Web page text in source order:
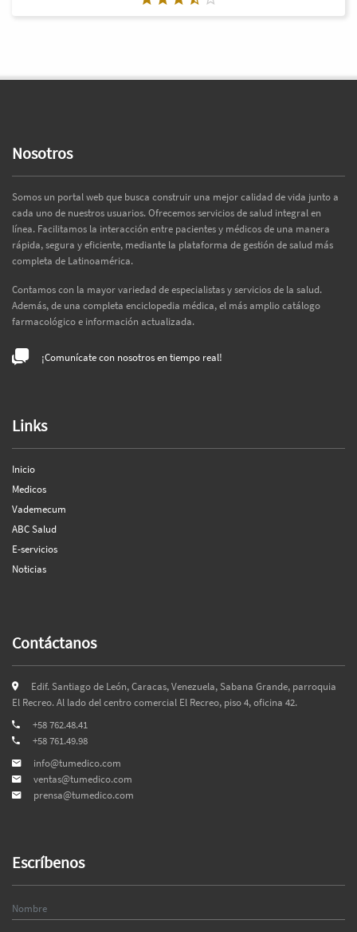
Nosotros
Somos un portal web que busca construir una mejor calidad de vida junto a
cada uno de nuestros usuarios. Ofrecemos servicios de salud integral en
línea. Facilitamos la interacción entre pacientes y médicos de una manera
rápida, segura y eficiente, mediante la plataforma de gestión de salud más
completa de Latinoamérica.
Contamos con la mayor variedad de especialistas y servicios de la salud.
Además, de una completa enciclopedia médica, el más amplio catálogo
farmacológico e información actualizada.
¡Comunícate con nosotros en tiempo real!
Links
Inicio
Medicos
Vademecum
ABC Salud
E-servicios
Noticias
Contáctanos
Edif. Santiago de León, Caracas, Venezuela, Sabana Grande, parroquia
El Recreo. Al lado del centro comercial El Recreo, piso 4, oficina 42.
+58 762.48.41
+58 761.49.98
info@tumedico.com
ventas@tumedico.com
prensa@tumedico.com
Escríbenos